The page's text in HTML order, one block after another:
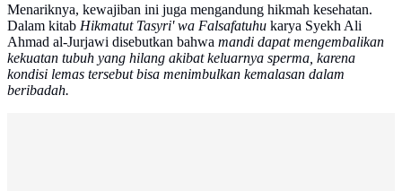
Menariknya, kewajiban ini juga mengandung hikmah kesehatan.
Dalam kitab Hikmatut Tasyri' wa Falsafatuhu karya Syekh Ali
Ahmad al-Jurjawi disebutkan bahwa mandi dapat mengembalikan
kekuatan tubuh yang hilang akibat keluarnya sperma, karena
kondisi lemas tersebut bisa menimbulkan kemalasan dalam
beribadah.